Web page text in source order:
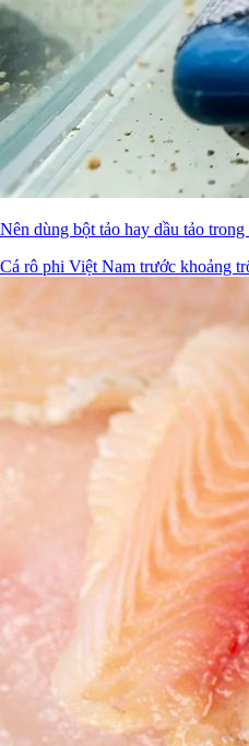
Nên dùng bột tảo hay dầu tảo
Cá rô phi Việt Nam trước khoảng